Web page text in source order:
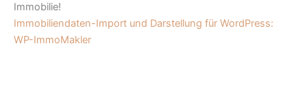
Immobilie!
Immobiliendaten-Import und Darstellung für WordPress:
WP-ImmoMakler